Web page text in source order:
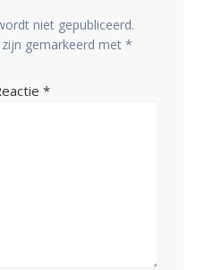
niet gepubliceerd.
gemarkeerd met *
*